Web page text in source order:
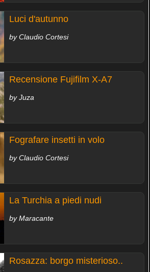
Luci d'autunno
by Claudio Cortesi
Recensione Fujifilm X-A7
by Juza
Fografare insetti in volo
by Claudio Cortesi
La Turchia a piedi nudi
by Maracante
Rosazza: borgo misterioso..